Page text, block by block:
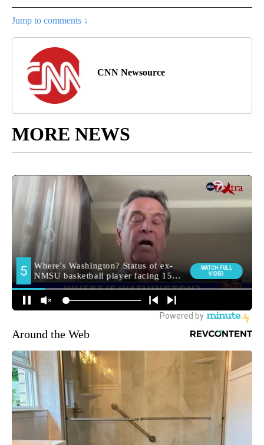
Jump to comments ↓
CNN Newsource
MORE NEWS
Around the Web